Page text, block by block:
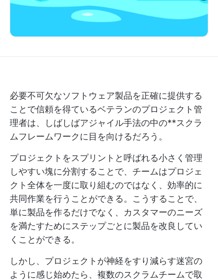
必要不可欠なソフトウェア製品を正確に提供する
ことで信頼を得ているベテランのプロジェクト管
理者は、しばしばアジャイル手法の中の**スクラ
ムフレームワークに目を向けるだろう。
プロジェクトをスプリントと呼ばれる小さく管理
しやすい塊に分割することで、チームはプロジェ
クト全体を一度に取り組むのではなく、効率的に
共同作業を行うことができる。こうすることで、
単に製品を作るだけでなく、カスタマーのニーズ
を満たすためにステップごとに製品を改良してい
くことができる。
しかし、プロジェクトが神経をすり減らす迷宮の
ように感じ始めたら、複数のスクラムチームで取